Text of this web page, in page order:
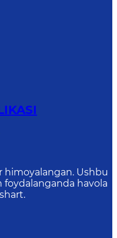
himoyalangan. Ushbu
foydalanganda havola